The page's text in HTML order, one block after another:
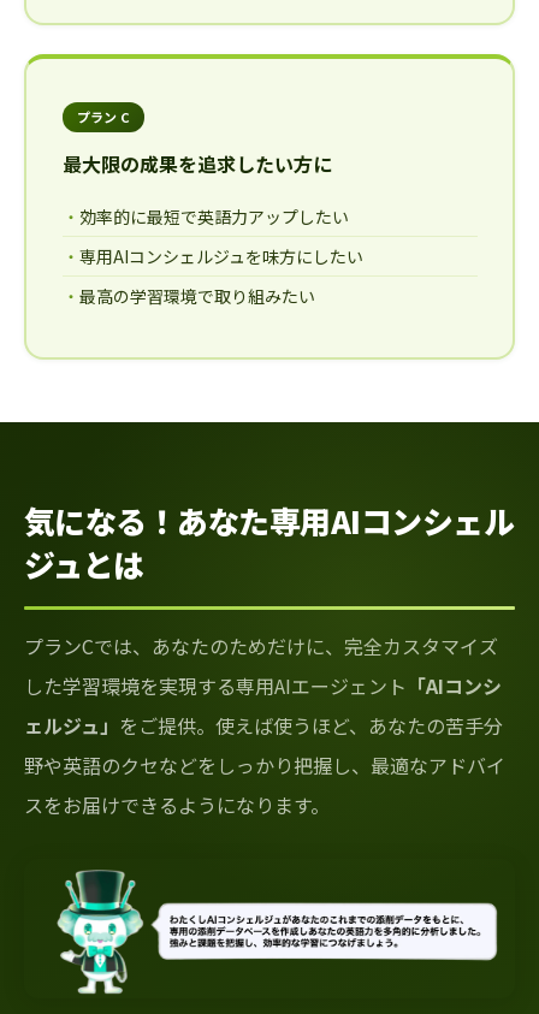
プラン C
最大限の成果を追求したい方に
効率的に最短で英語力アップしたい
専用AIコンシェルジュを味方にしたい
最高の学習環境で取り組みたい
気になる！あなた専用AIコンシェル
ジュとは
プランCでは、あなたのためだけに、完全カスタマイズ
した学習環境を実現する専用AIエージェント 「AIコンシ
ェルジュ」 をご提供。使えば使うほど、あなたの苦手分
野や英語のクセなどをしっかり把握し、最適なアドバイ
スをお届けできるようになります。